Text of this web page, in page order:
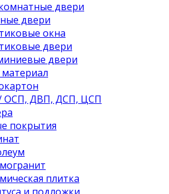
двери
двери
окна
двери
двери
/ ОСП, ДВП, ДСП, ЦСП
покрытия
плитка